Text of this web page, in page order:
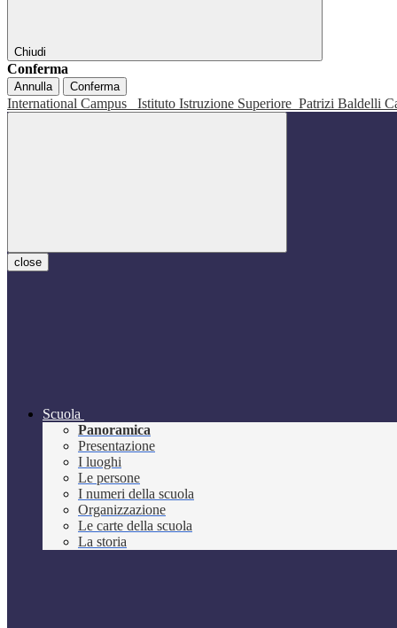
Chiudi
Conferma
Annulla Conferma
International Campus Istituto Istruzione Superiore Patrizi Baldelli
close
Scuola
Panoramica
Presentazione
I luoghi
Le persone
I numeri della scuola
Organizzazione
Le carte della scuola
La storia